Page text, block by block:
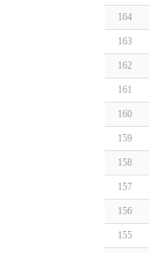
164
163
162
161
160
159
158
157
156
155